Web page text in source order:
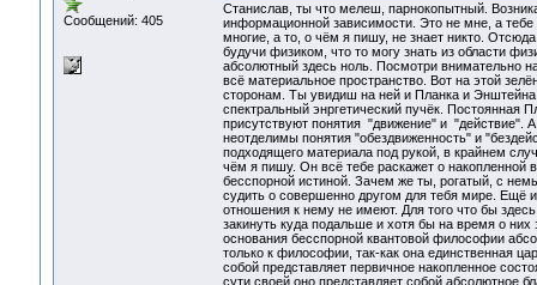
Сообщений: 405
Станислав, ты что мелеш, парнокопытный.
информационной зависимости. Это не мне, а
многие, а то, о чём я пишу, не знает никто.
будучи физиком, что то могу знать из области
абсолютный здесь ноль. Посмотри внимательно
всё материальное пространство. Вот на этой
сторонам. Ты увидиш на ней и Планка и
спектральный энргетический пучёк. Постоянная
присутствуют понятия "движение" и "действие".
неотделимы понятия "обездвиженность" и
подходящего материала под рукой, в крайнем
чём я пишу. Он всё тебе раскажет о накопленной
бесспорной истиной. Зачем же ты, рогатый, с
судить о совершенно другом для тебя мире. Ещё
отношения к нему не имеют. Для того что бы
закинуть куда подальше и хотя бы на время о них
основания бесспорной квантовой философии
только к философии, так-как она единственная
собой представляет первичное накопленное
сути своей оно представляет собой абсолютное